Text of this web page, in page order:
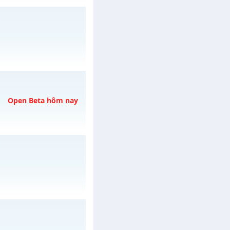
07/2626
ngày 04/08/2626
Open Beta hôm nay